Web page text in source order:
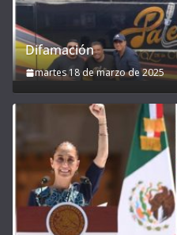
Difamación
martes 18 de marzo de 2025